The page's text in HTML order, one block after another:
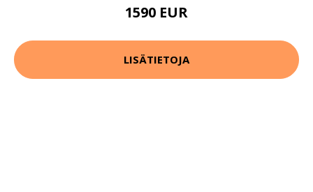
1590 EUR
LISÄTIETOJA